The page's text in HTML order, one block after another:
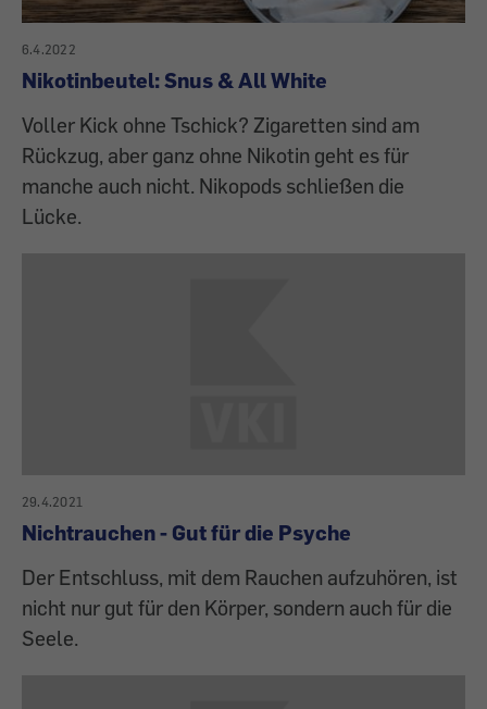
6.4.2022
Nikotinbeutel: Snus & All White
Voller Kick ohne Tschick? Zigaretten sind am
Rückzug, aber ganz ohne Nikotin geht es für
manche auch nicht. Nikopods schließen die
Lücke.
29.4.2021
Nichtrauchen - Gut für die Psyche
Der Entschluss, mit dem Rauchen aufzuhören, ist
nicht nur gut für den Körper, sondern auch für die
Seele.